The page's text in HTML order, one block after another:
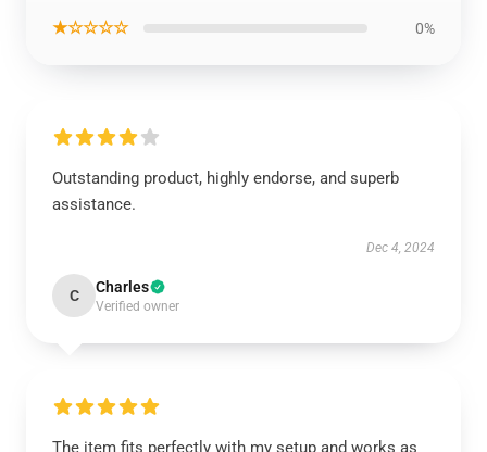
★☆☆☆☆ 0%
Outstanding product, highly endorse, and superb
assistance.
Dec 4, 2024
C Charles
Verified owner
The item fits perfectly with my setup and works as